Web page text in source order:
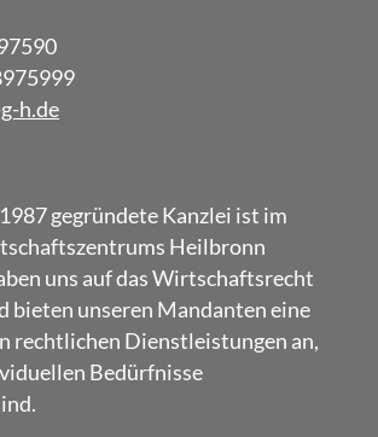
h.de
gegründete Kanzlei ist im
Heilbronn
uns auf das Wirtschaftsrecht
bieten unseren Mandanten eine
rechtlichen Dienstleistungen an,
Bedürfnisse